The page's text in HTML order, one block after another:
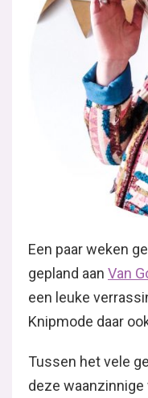
Een paar weken
gepland aan Van
een leuke
Knipmode daar
Tussen het vele
deze waanzinnige